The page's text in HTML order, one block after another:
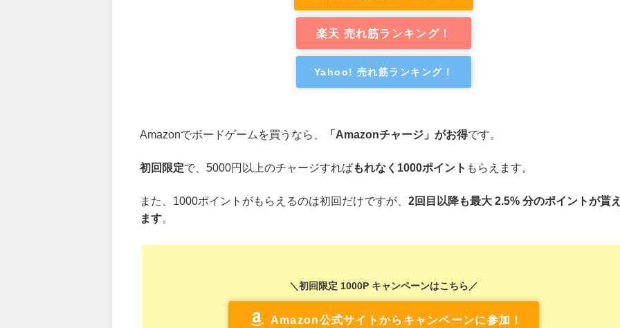
楽天 売れ筋ランキング！
Yahoo! 売れ筋ランキング！
Amazonでボードゲームを買うなら、 「Amazonチャージ」がお得です。
初回限定で、5000円以上のチャージすればもれなく1000ポイント もらえます。
また、1000ポイントがもらえるのは初回だけですが、2回目以降も最大 2.5% 分のポイントが貰
ます
＼初回限定 1000P キャンペーンはこちら／
Amazon公式サイトからキャンペーンに参加！